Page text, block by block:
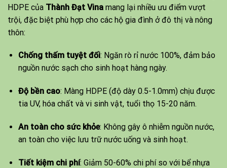
HDPE của Thành Đạt Vina mang lại nhiều ưu điểm vượt
trội, đặc biệt phù hợp cho các hộ gia đình ở đô thị và nông
thôn:
Chống thấm tuyệt đối: Ngăn rò rỉ nước 100%, đảm bảo
nguồn nước sạch cho sinh hoạt hàng ngày.
Độ bền cao: Màng HDPE (độ dày 0.5-1.0mm) chịu được
tia UV, hóa chất và vi sinh vật, tuổi thọ 15-20 năm.
An toàn cho sức khỏe: Không gây ô nhiễm nguồn nước,
an toàn cho việc lưu trữ nước uống và sinh hoạt.
Tiết kiệm chi phí: Giảm 50-60% chi phí so với bể nhựa